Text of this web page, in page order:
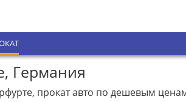
Германия
прокат авто по дешевым